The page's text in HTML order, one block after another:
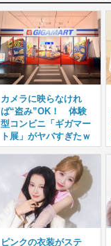
カメラに映らなけれ
ば“盗み”OK！ 体験
型コンビニ「ギガマー
ト展」がヤバすぎたｗ
ピンクの衣装がステ